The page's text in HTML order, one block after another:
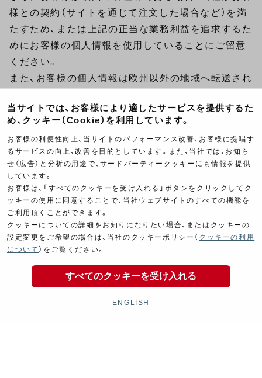
様との契約（サイトを通じて注文した場合など）を満
たすため、または上記の正当な業務利益を追求するた
めにお客様の個人情報を使用していることにご留意
ください。
また、お客様の個人情報は欧州以外の地域へ転送され
■データ保持
お客様が本サイトを通じて注文を行った場合、個人情
報の削除依頼がない限り、当社はお客様の注文情報を
記録のために保持いたします。
■変更
上、または規制上の理由から、本プライバシーポリシ
当サイトでは、お客様により適したサービスを提供するた
め、クッキー（Cookie）を利用しています。
お客様の利便性向上、当サイトのパフォーマンス改善、お客様に提唱す
るサービスの向上、改善を目的としています。また、当社では、お知ら
せ（広告）と分析の用途で、サードパーティークッキーにも情報を提供
しています。
お客様は、「すべてのクッキーを受け入れる」ボタンをクリックしてク
ッキーの使用に同意することで、当社ウェブサイトのすべての機能を
ご利用頂くことができます。
クッキーについての詳細をお知りになりたい場合、またはクッキーの
設定変更をご希望の場合は、当社のクッキーポリシー（ クッキーの利用
について ）をご覧ください。
すべてのクッキーを受け入れる
ENGLISH